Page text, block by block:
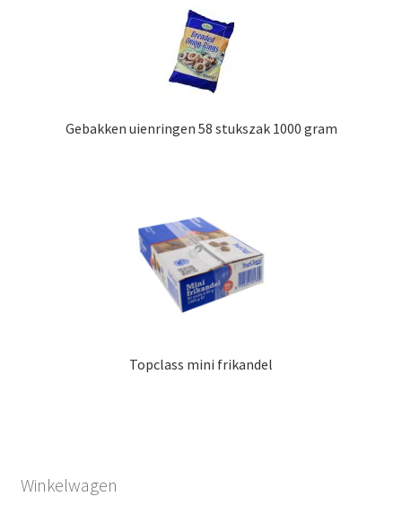
Gebakken uienringen 58 stukszak 1000 gram
Topclass mini frikandel
Winkelwagen